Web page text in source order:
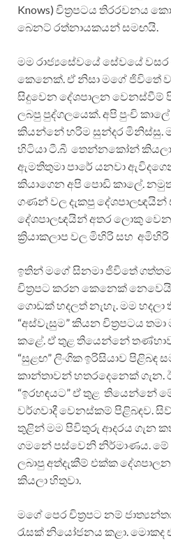
Knows) චිත්‍රපටය තිරරචනය
බෙනට් රත්නායකයන් සමඟයි.
මම රාජ්‍යසේවයේ සේවයේ
කෙනෙක්. ඒ නිසා මගේ ජිවිතේ
සිදුවෙන දේශපාලන වෙනස්වීම්
ලබපු පුද්ගලයෙක්. අපි පුංචි
කියන්නේ හරිම සුන්දර මිනිස්සු.
හිටියා ටී.බී තෙන්නකෝන්
ඇමතිතුමා පාරේ යනවා
කියාගෙන අපි පොඩි කාලේ.
ගණන් වල දැකපු දේශපාලඥයින්
දේශපාලඥයින් අතර ලොකු
ක්‍රියාකලාප වල මිහිරි සහ අමිහිරි
ඉතින් මගේ සිනමා ජිවිතේ
චිත්‍රපට කරන කෙනෙක්
ගොඩක් හදලත් නැහැ. මම හදලා
“අස්වැසුම” කියන චිත්‍රපටය
කළේ. ඒ තුළ තියෙන්නේ
“සුළඟ” ලිංගික ඉරිසියාව පිළිබඳ
කාන්තාවන් හතරදෙනෙක් ගැන.
“ඉරහඳයට” ඒ තුළ තියෙන්නේ
වර්ගවාදී වෙනස්කම් පිළිබඳව.
තුළින් මම පිවිතුරු ආදරය ගැන
ගමනේ පස්වෙනි නිර්මාණය. මේ
ලබාපු අත්දැකීම් එක්ක
කියලා හිතුවා.
මගේ පෙර චිත්‍රපට නම්
රැසක් නියෝජනය කළා. මොකද